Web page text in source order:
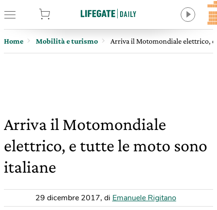
Home Mobilità e turismo Arriva il Motomondiale elettrico,
Arriva il Motomondiale
elettrico, e tutte le moto sono
italiane
29 dicembre 2017, di Emanuele Rigitano